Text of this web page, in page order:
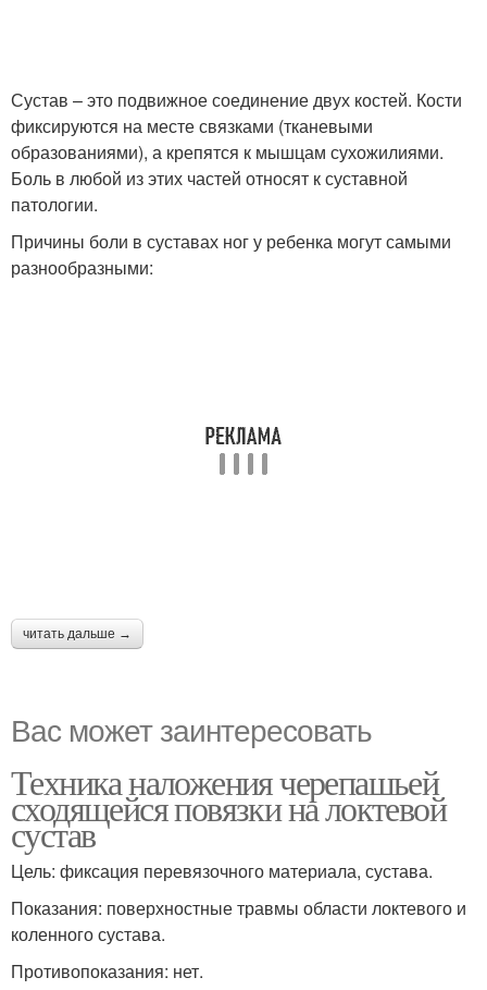
Сустав – это подвижное соединение двух костей. Кости
фиксируются на месте связками (тканевыми
образованиями), а крепятся к мышцам сухожилиями.
Боль в любой из этих частей относят к суставной
патологии.
Причины боли в суставах ног у ребенка могут самыми
разнообразными:
читать дальше →
Вас может заинтересовать
Техника наложения черепашьей
сходящейся повязки на локтевой
сустав
Цель: фиксация перевязочного материала, сустава.
Показания: поверхностные травмы области локтевого и
коленного сустава.
Противопоказания: нет.